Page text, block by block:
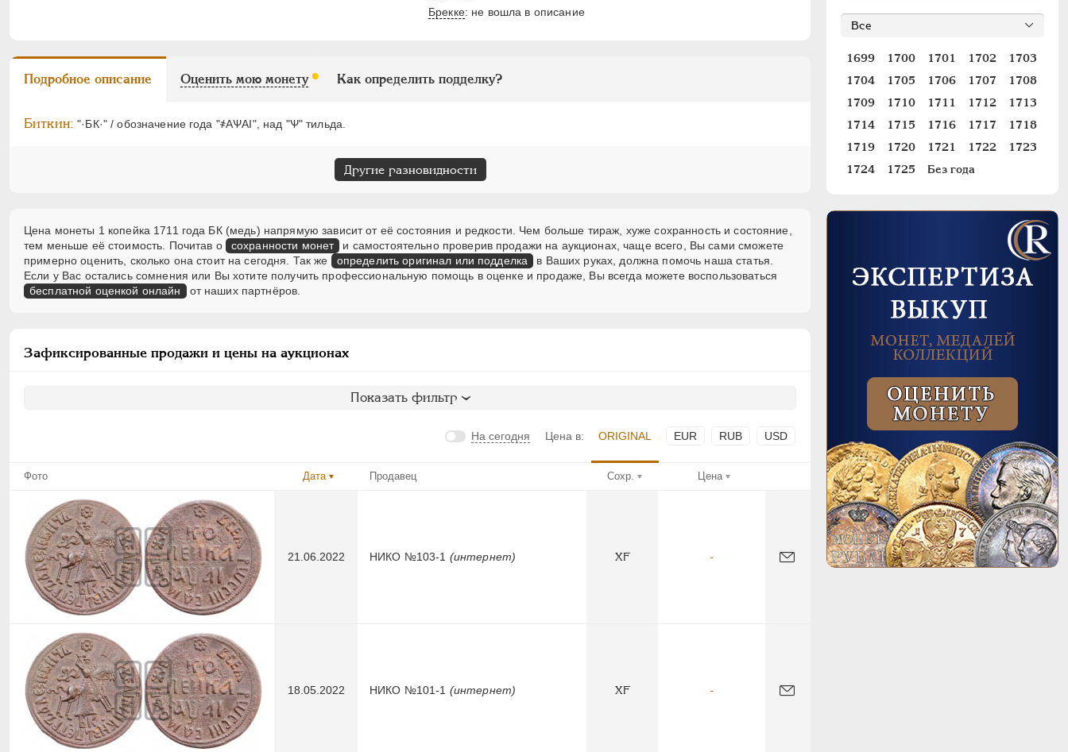
Брекке: не вошла в описание
Подробное описание Оценить мою монету Как определить подделку?
Биткин: "·БК·" / обозначение года "҂АѰАI", над "Ѱ" тильда.
Другие разновидности
Цена монеты 1 копейка 1711 года БК (медь) напрямую зависит от её состояния и редкости. Чем больше тираж, хуже сохранность и состояние,
тем меньше её стоимость. Почитав о
сохранности монет
и самостоятельно проверив продажи на аукционах, чаще всего, Вы сами сможете
примерно оценить, сколько она стоит на сегодня. Так же
определить оригинал или подделка
в Ваших руках, должна помочь наша статья.
Если у Вас остались сомнения или Вы хотите получить профессиональную помощь в оценке и продаже, Вы всегда можете воспользоваться
бесплатной оценкой онлайн от наших партнёров.
Зафиксированные продажи и цены на аукционах
Показать фильтр
На сегодня Цена в: ORIGINAL EUR RUB USD
Фото Дата Продавец Сохр. Цена
21.06.2022 НИКО №103-1 (интернет) XF -
18.05.2022 НИКО №101-1 (интернет) XF -
1699 1700 1701 1702
1703
1704
1705 1706 1707
1708
1709
1710 1711 1712
1713
1714
1715 1716 1717
1718
1719
1720 1721 1722
1723
1724
1725 Без года